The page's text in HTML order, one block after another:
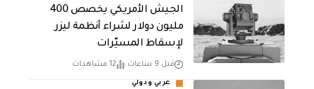
الجيش الأمريكي يخصص 400
مليون دولار لشراء أنظمة ليزر
لإسقاط المسيّرات
قبل 9 ساعات 12 مشاهدات
عربي ودولي